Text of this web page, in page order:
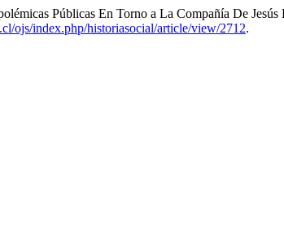
Públicas En Torno a La Compañía De
ojs/index.php/historiasocial/article/view/2712.